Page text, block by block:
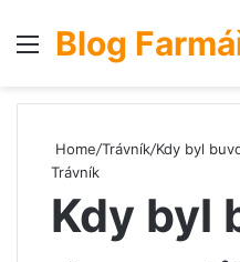
Menu
Blog
Home/Trávník/Kdy byl
Trávník
Kdy byl